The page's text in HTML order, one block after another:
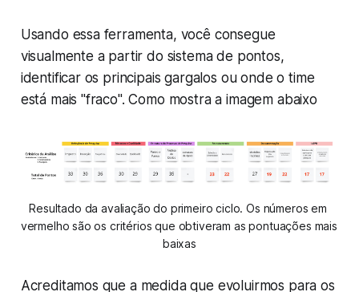
Usando essa ferramenta, você consegue
visualmente a partir do sistema de pontos,
identificar os principais gargalos ou onde o time
está mais "fraco". Como mostra a imagem abaixo
Resultado da avaliação do primeiro ciclo. Os números em
vermelho são os critérios que obtiveram as pontuações mais
baixas
Acreditamos que a medida que evoluirmos para os